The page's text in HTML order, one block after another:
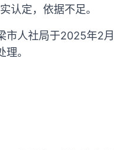
认定，依据不足。
市人社局于2025年2
。